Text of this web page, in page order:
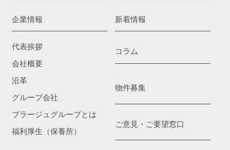
企業情報
代表挨拶
会社概要
沿革
グループ会社
プラージュグループとは
福利厚生（保養所）
新着情報
コラム
物件募集
ご意見・ご要望窓口